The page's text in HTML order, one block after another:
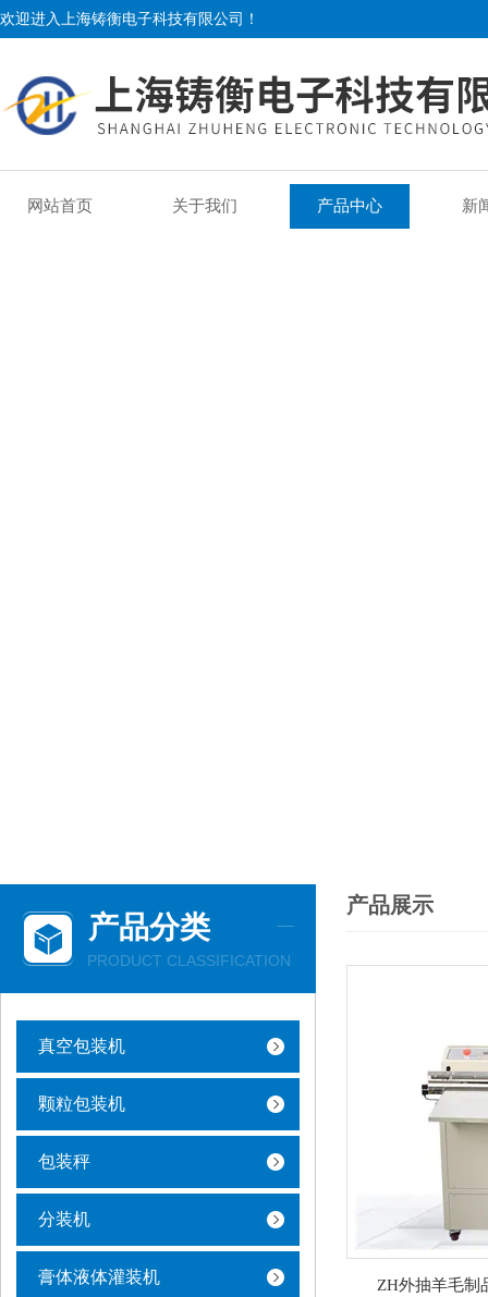
欢迎进入上海铸衡电子科技有限公司！
网站首页 关于我们 产品中心 新
产品分类
PRODUCT CLASSIFICATION
真空包装机
颗粒包装机
包装秤
分装机
膏体液体灌装机
产品展示
ZH外抽羊毛制